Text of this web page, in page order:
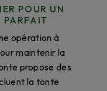
POUR UN
PARFAIT
opération à
maintenir la
propose des
la tonte